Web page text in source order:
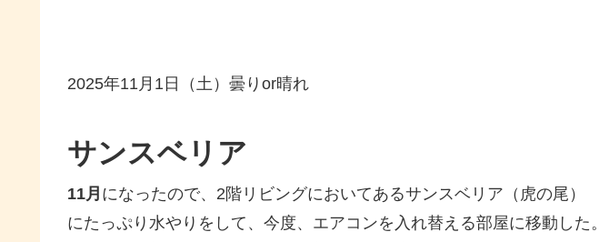
2025年11月1日（土）曇りor晴れ
サンスベリア
11月 になったので、2階リビングにおいてあるサンスベリア（虎の尾）
にたっぷり水やりをして、今度、エアコンを入れ替える部屋に移動した。